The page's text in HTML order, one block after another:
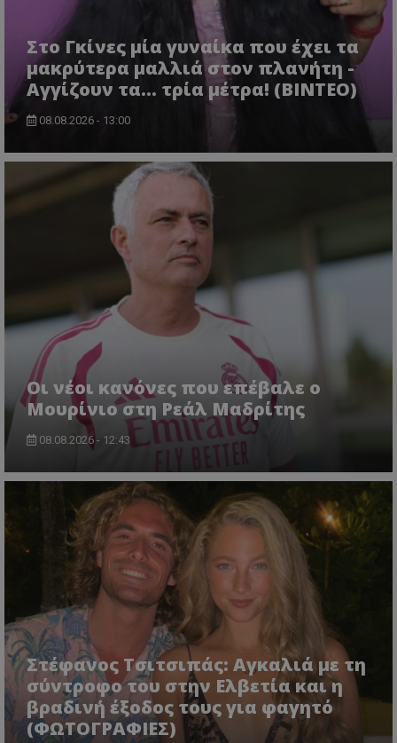
Στο Γκίνες μία γυναίκα που έχει τα
μακρύτερα μαλλιά στον πλανήτη -
Αγγίζουν τα... τρία μέτρα! (ΒΙΝΤΕΟ)
08.08.2026 - 13:00
Οι νέοι κανόνες που επέβαλε ο
Μουρίνιο στη Ρεάλ Μαδρίτης
08.08.2026 - 12:43
Στέφανος Τσιτσιπάς: Αγκαλιά με τη
σύντροφο του στην Ελβετία και η
βραδινή έξοδος τους για φαγητό
(ΦΩΤΟΓΡΑΦΙΕΣ)